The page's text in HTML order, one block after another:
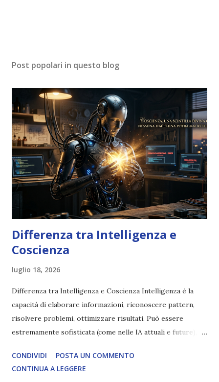
Post popolari in questo blog
Differenza tra Intelligenza e
Coscienza
luglio 18, 2026
Differenza tra Intelligenza e Coscienza Intelligenza è la
capacità di elaborare informazioni, riconoscere pattern,
risolvere problemi, ottimizzare risultati. Può essere
estremamente sofisticata (come nelle IA attuali e future),
soggettiva, non prova vero amore, non ha libero arbitrio
autentico, non ha connessione con l’Uno. Coscienza è la
CONDIVIDI
POSTA UN COMMENTO
CONTINUA A LEGGERE